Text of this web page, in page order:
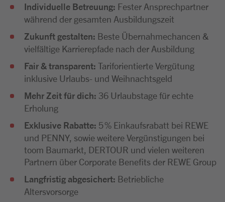
Individuelle Betreuung: Fester Ansprechpartner
während der gesamten Ausbildungszeit
Zukunft gestalten: Beste Übernahmechancen &
vielfältige Karrierepfade nach der Ausbildung
Fair & transparent: Tariforientierte Vergütung
inklusive Urlaubs- und Weihnachtsgeld
Mehr Zeit für dich: 36 Urlaubstage für echte
Erholung
Exklusive Rabatte: 5 % Einkaufsrabatt bei REWE
und PENNY, sowie weitere Vergünstigungen bei
toom Baumarkt, DERTOUR und vielen weiteren
Partnern über Corporate Benefits der REWE Group
Langfristig abgesichert: Betriebliche
Altersvorsorge